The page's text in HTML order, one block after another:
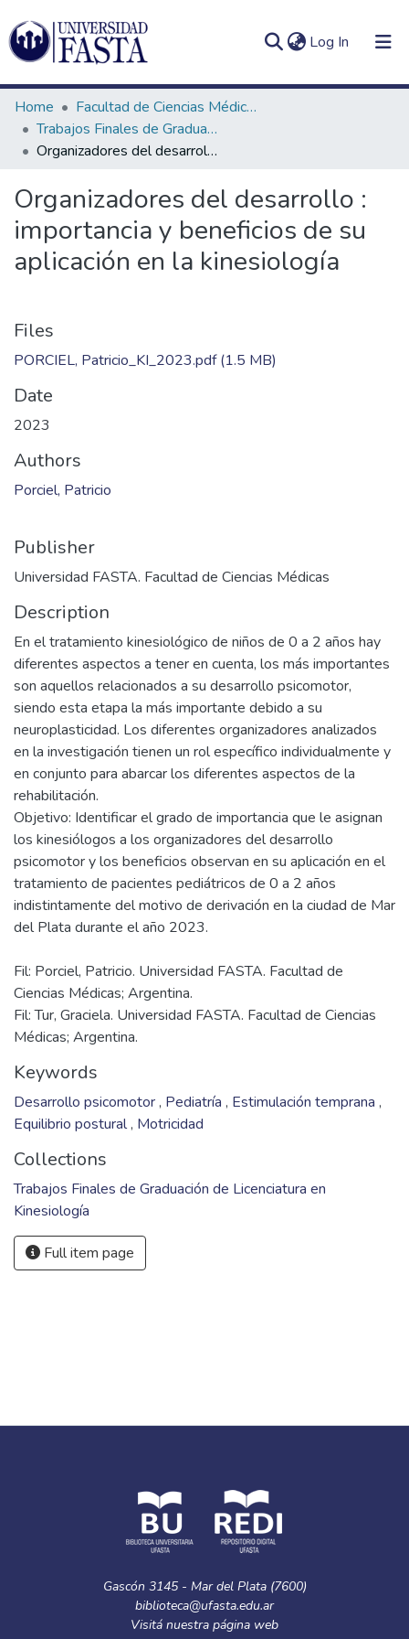
Log In (current)
Communities
&
Collections
All of DSpace
In(current)
Home
Facultad de Ciencias Médicas
Trabajos Finales de Graduación de Licenciatura en Kinesiología
Organizadores del desarrollo : importancia y beneficios de su aplicación en la kinesiología
Organizadores del desarrollo :
importancia y beneficios de su
aplicación en la kinesiología
Files
PORCIEL, Patricio_KI_2023.pdf
Porciel, Patricio
Publisher
Universidad FASTA. Facultad de Ciencias Médicas
Description
En el tratamiento kinesiológico de niños de 0 a 2 años hay
diferentes aspectos a tener en cuenta, los más importantes
son aquellos relacionados a su desarrollo psicomotor,
siendo esta etapa la más importante debido a su
neuroplasticidad. Los diferentes organizadores analizados
en la investigación tienen un rol específico individualmente y
en conjunto para abarcar los diferentes aspectos de la
rehabilitación.
los kinesiólogos a los organizadores del desarrollo
psicomotor y los beneficios observan en su aplicación en el
tratamiento de pacientes pediátricos de 0 a 2 años
indistintamente del motivo de derivación en la ciudad de Mar
Fil: Porciel, Patricio. Universidad FASTA. Facultad de
Ciencias Médicas; Argentina.
Fil: Tur, Graciela. Universidad FASTA. Facultad de Ciencias
Keywords
Desarrollo psicomotor
Equilibrio postural, Motricidad
Gascón 3145 - Mar del Plata (7600)
biblioteca@ufasta.edu.ar
Visitá nuestra página web